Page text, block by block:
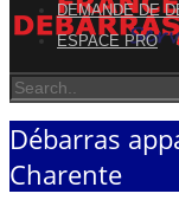
DEMANDE DE
ESPACE PRO
Débarras
Charente